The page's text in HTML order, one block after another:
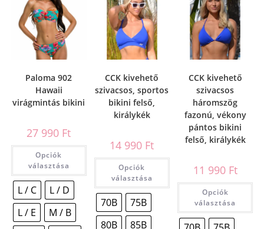
Paloma 902
Hawaii
virágmintás bikini
27 990 Ft
Opciók
választása
L / C
L / D
L / E
M / B
CCK kivehető
szivacsos, sportos
bikini felső,
királykék
14 990 Ft
Opciók
választása
70B
75B
80B
85B
CCK kivehető
szivacsos
háromszög
fazonú, vékony
pántos bikini
felső, királykék
11 990 Ft
Opciók
választása